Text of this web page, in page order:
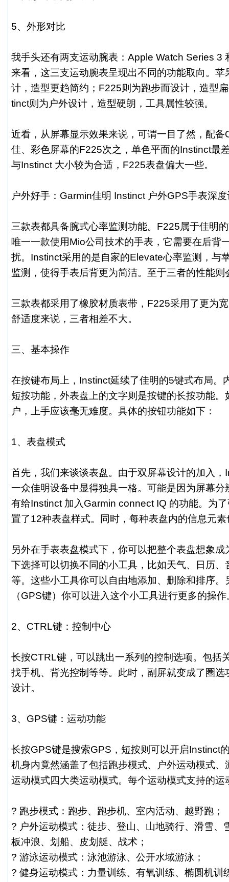
5、外形对比
我手头还有两支运动腕表：Apple Watch Series 3
来看，这三支运动腕表呈现出不同的功能取向。苹
计，造型更趋简约；F225则为跑步而设计，造型
tinct则为户外设计，造型硬朗，工具属性较强。
近看，从屏幕显示效果来说，可谓一目了然，配
佳、彩色屏幕的F225次之，单色平面的Instinct最
与Instinct 大小较为合适，F225表盘偏大一些。
户外好手：Garmin佳明 Instinct 户外GPS手表深
三款表都具备腕式心率监测功能。F225属于佳明
唯一一款使用Mio公司技术的手表，它需要在后背
扰。Instinct采用的是自家的Elevate心率监测，与
监测，使得手表后背更为简洁。至于三者的性能
三款表都采用了橡胶材质表带，F225采用了更为
舒适度来说，三者相差不大。
三、基本操作
在按键布局上，Instinct延续了佳明的5键式布局。
短按功能，外表盘上的文字则是按键的长按功能。
户，上手应该毫无难度。具体的按钮功能如下：
1、表盘模式
首先，我们来谈谈表盘。由于双屏幕设计的加入
一众佳明设备中显得独具一格。可能是因为屏幕分
有给Instinct 加入Garmin connect IQ 的功能。为
置了12种表盘样式。同时，每种表盘内的信息元
另外在手表表盘模式下，你可以把整个表盘想象
下选择可以切换不同的小工具，比如天气、日历、
等。这些小工具你可以自由地添加、删除和排序。
（GPS键）你可以进入这个小工具进行更多的操作
2、CTRL键：控制中心
长按CTRL键，可以跳出一系列的控制选项。包括
找手机、背光控制等等。此时，副屏就变成了圈选
设计。
3、GPS键：运动功能
长按GPS键是搜索GPS，短按则可以开启Instinct
机身内竟然涵盖了包括跑步模式、户外运动模式、
运动模式四大类运动模式。每个运动模式支持的运
? 跑步模式：跑步、跑步机、室内活动、越野跑；
? 户外运动模式：徒步、登山、山地骑行、滑雪、
板冲浪、划船、皮划艇、战术；
? 游泳运动模式：泳池游泳、公开水域游泳；
? 健身运动模式：力量训练、有氧训练、椭圆机训